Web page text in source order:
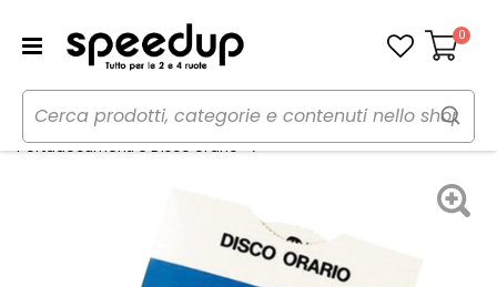
Carrello
0
Home Auto
Organizer e portaoggetti
Portadocumenti e Disco orario
Disco orario - LAMPA